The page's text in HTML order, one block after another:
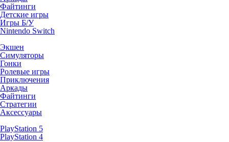
Файтинги
Детские игры
Игры Б/У
Nintendo Switch
Экшен
Симуляторы
Гонки
Ролевые игры
Приключения
Аркады
Файтинги
Стратегии
Аксессуары
PlayStation 5
PlayStation 4